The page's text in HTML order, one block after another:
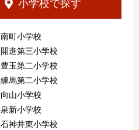
小学校で探す
南町小学校
開進第三小学校
豊玉第二小学校
練馬第二小学校
向山小学校
泉新小学校
石神井東小学校